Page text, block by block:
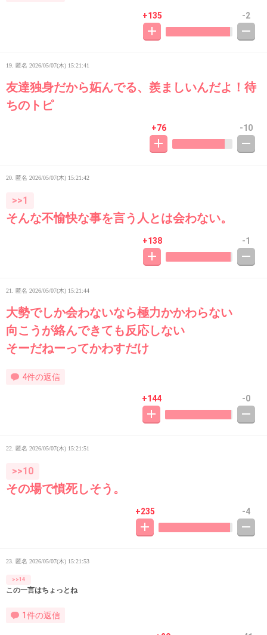
+135 -2
19. 匿名 2026/05/07(木) 15:21:41
友達独身だから妬んでる、羨ましいんだよ！待
ちのトピ
+76 -10
20. 匿名 2026/05/07(木) 15:21:42
>>1
そんな不愉快な事を言う人とは会わない。
+138 -1
21. 匿名 2026/05/07(木) 15:21:44
大勢でしか会わないなら極力かかわらない
向こうが絡んできても反応しない
そーだねーってかわすだけ
4件の返信
+144 -0
22. 匿名 2026/05/07(木) 15:21:51
>>10
その場で憤死しそう。
+235 -4
23. 匿名 2026/05/07(木) 15:21:53
>>14
この一言はちょっとね
1件の返信